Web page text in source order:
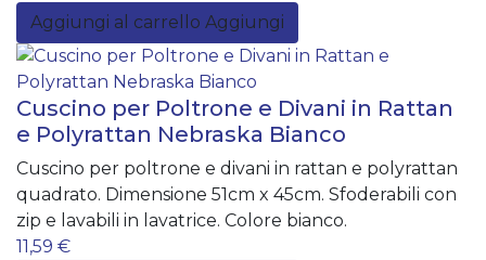
Aggiungi al carrello Aggiungi
Cuscino per Poltrone e Divani in Rattan
e Polyrattan Nebraska Bianco
Cuscino per poltrone e divani in rattan e polyrattan
quadrato. Dimensione 51cm x 45cm. Sfoderabili con
zip e lavabili in lavatrice. Colore bianco.
11,59 €